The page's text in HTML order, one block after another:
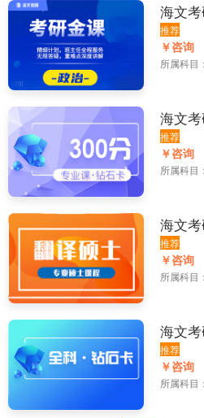
海文
推荐
￥咨询
所属科目：
海文
卡培训
推荐
￥咨询
所属科目：
海文
程
推荐
￥咨询
所属科目：
海文
推荐
￥咨询
所属科目：